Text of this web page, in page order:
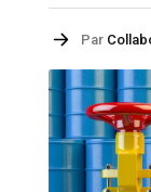
Par